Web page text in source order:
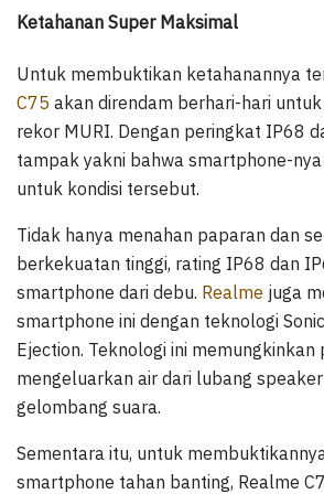
Ketahanan Super Maksimal
Untuk membuktikan ketahanannya
C75 akan direndam berhari-hari
rekor MURI. Dengan peringkat IP68
tampak yakni bahwa smartphone-
untuk kondisi tersebut.
Tidak hanya menahan paparan dan
berkekuatan tinggi, rating IP68 dan
smartphone dari debu. Realme juga
smartphone ini dengan teknologi
Ejection. Teknologi ini memungkinkan
mengeluarkan air dari lubang
gelombang suara.
Sementara itu, untuk
smartphone tahan banting, Realme